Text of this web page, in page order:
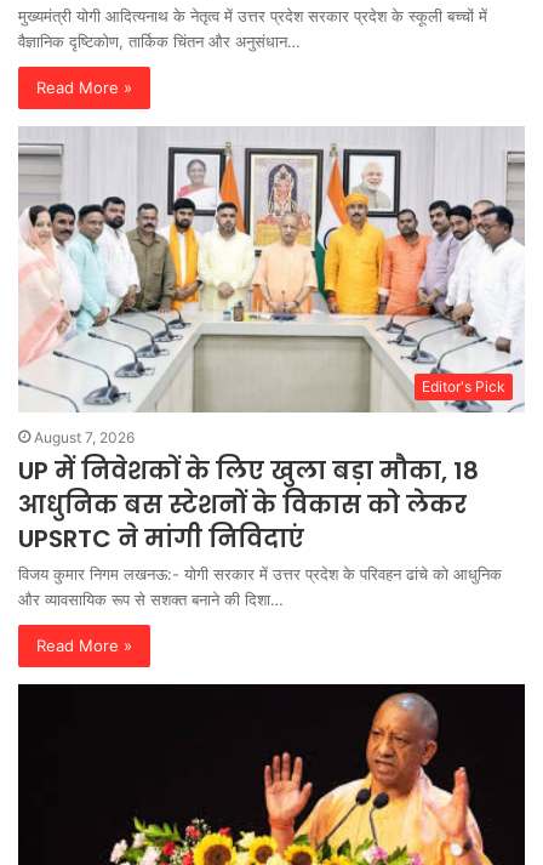
मुख्यमंत्री योगी आदित्यनाथ के नेतृत्व में उत्तर प्रदेश सरकार प्रदेश के स्कूली बच्चों में
वैज्ञानिक दृष्टिकोण, तार्किक चिंतन और अनुसंधान…
Read More »
Editor's Pick
August 7, 2026
UP में निवेशकों के लिए खुला बड़ा मौका, 18
आधुनिक बस स्टेशनों के विकास को लेकर
UPSRTC ने मांगी निविदाएं
विजय कुमार निगम लखनऊ:- योगी सरकार में उत्तर प्रदेश के परिवहन ढांचे को आधुनिक
और व्यावसायिक रूप से सशक्त बनाने की दिशा…
Read More »